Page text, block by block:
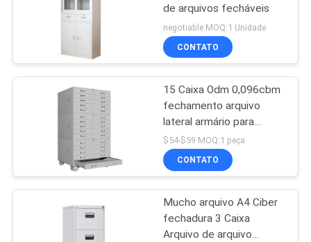
CONTACTE-
NOTÍCIA
CITAÇÕES
de arquivos fecháveis
negotiable MOQ:1 Unidade
CONTATO
15 Caixa Odm 0,096cbm
fechamento arquivo
lateral armário para
escritório escola casa
$54-$59 MOQ:1 peça
CONTATO
Mucho arquivo A4 Ciber
fechadura 3 Caixa
Arquivo de arquivo